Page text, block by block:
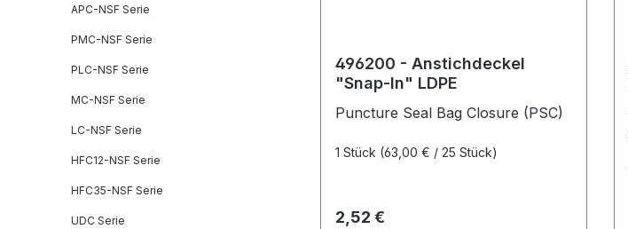
APC-NSF Serie
PMC-NSF Serie
PLC-NSF Serie
MC-NSF Serie
LC-NSF Serie
HFC12-NSF Serie
HFC35-NSF Serie
UDC Serie
496200 - Anstichdeckel
"Snap-In" LDPE
Puncture Seal Bag Closure (PSC)
1 Stück (63,00 € / 25 Stück)
Regulärer Preis:
2,52 €